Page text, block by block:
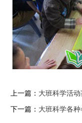
上一篇： 大班科学活
下一篇： 大班科学各